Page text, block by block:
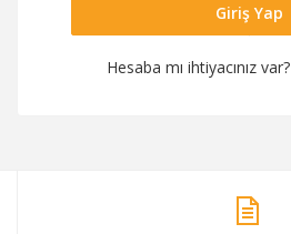
Giriş Yap
Hesaba mı ihtiyacınız var?